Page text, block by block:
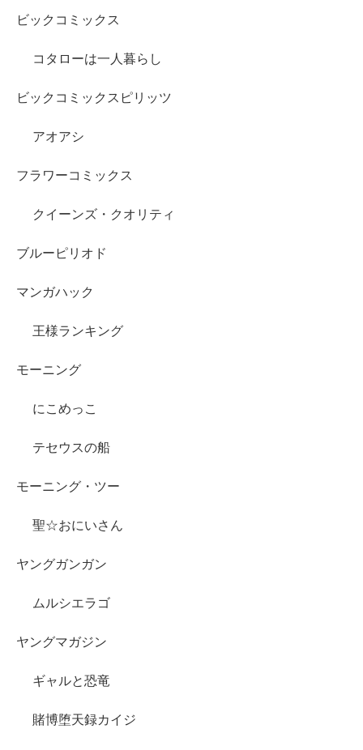
ビックコミックス
コタローは一人暮らし
ビックコミックスピリッツ
アオアシ
フラワーコミックス
クイーンズ・クオリティ
ブルーピリオド
マンガハック
王様ランキング
モーニング
にこめっこ
テセウスの船
モーニング・ツー
聖☆おにいさん
ヤングガンガン
ムルシエラゴ
ヤングマガジン
ギャルと恐竜
賭博堕天録カイジ